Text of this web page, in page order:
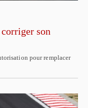
son
pour remplacer